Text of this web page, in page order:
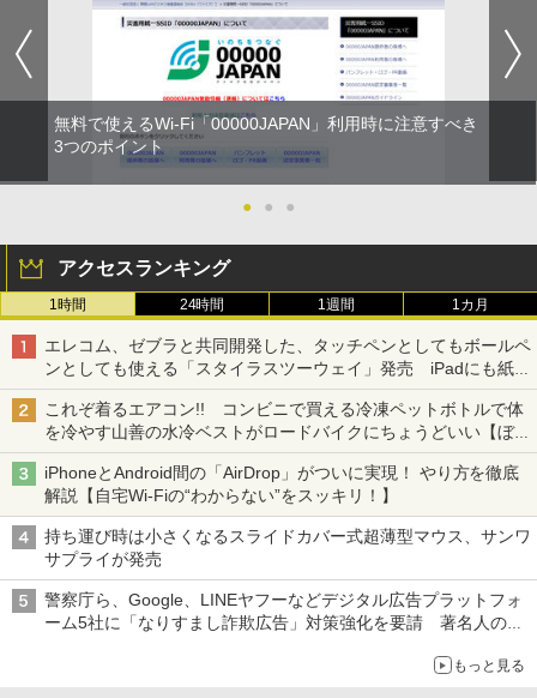
無料で使えるWi-Fi「00000JAPAN」利用時に注意すべき
3つのポイント
● ● ●
アクセスランキング
1時間 24時間 1週間 1カ月
エレコム、ゼブラと共同開発した、タッチペンとしてもボールペ
ンとしても使える「スタイラスツーウェイ」発売 iPadにも紙に
も、持ち替えずに書き込める
これぞ着るエアコン!! コンビニで買える冷凍ペットボトルで体
を冷やす山善の水冷ベストがロードバイクにちょうどいい【ぼっ
ち・ざ・ろーど！その14】【空いた時間でなにしてる？】
iPhoneとAndroid間の「AirDrop」がついに実現！ やり方を徹底
解説【自宅Wi-Fiの“わからない”をスッキリ！】
持ち運び時は小さくなるスライドカバー式超薄型マウス、サンワ
サプライが発売
警察庁ら、Google、LINEヤフーなどデジタル広告プラットフォ
ーム5社に「なりすまし詐欺広告」対策強化を要請 著名人の写
もっと見る